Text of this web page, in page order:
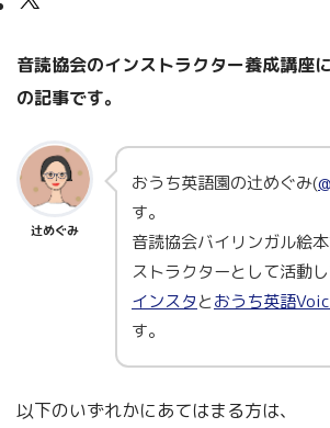
音読協会のインストラクター養成講座
の記事です。
辻めぐみ
おうち英語園の辻めぐみ(
す。
音読協会バイリンガル絵
ストラクターとして活動し
インスタとおうち英語
す。
以下のいずれかにあてはまる方は、